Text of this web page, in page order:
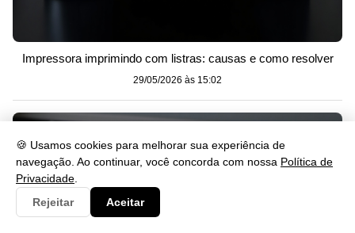
🍪 Usamos cookies para melhorar sua experiência de
navegação. Ao continuar, você concorda com nossa Política de
Privacidade
Rejeitar
Aceitar
Impressora imprimindo com listras: causas e como resolver
29/05/2026 às 15:02